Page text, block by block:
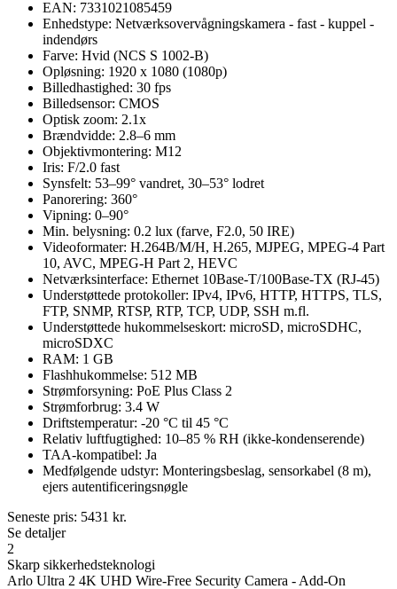
EAN: 7331021085459
Enhedstype: Netværksovervågningskamera - fast - kuppel -
indendørs
Farve: Hvid (NCS S 1002-B)
Opløsning: 1920 x 1080 (1080p)
Billedhastighed: 30 fps
Billedsensor: CMOS
Optisk zoom: 2.1x
Brændvidde: 2.8–6 mm
Objektivmontering: M12
Iris: F/2.0 fast
Synsfelt: 53–99° vandret, 30–53° lodret
Panorering: 360°
Vipning: 0–90°
Min. belysning: 0.2 lux (farve, F2.0, 50 IRE)
Videoformater: H.264B/M/H, H.265, MJPEG, MPEG-4 Part
10, AVC, MPEG-H Part 2, HEVC
Netværksinterface: Ethernet 10Base-T/100Base-TX (RJ-45)
Understøttede protokoller: IPv4, IPv6, HTTP, HTTPS, TLS,
FTP, SNMP, RTSP, RTP, TCP, UDP, SSH m.fl.
Understøttede hukommelseskort: microSD, microSDHC,
microSDXC
RAM: 1 GB
Flashhukommelse: 512 MB
Strømforsyning: PoE Plus Class 2
Strømforbrug: 3.4 W
Driftstemperatur: -20 °C til 45 °C
Relativ luftfugtighed: 10–85 % RH (ikke-kondenserende)
TAA-kompatibel: Ja
Medfølgende udstyr: Monteringsbeslag, sensorkabel (8 m),
ejers autentificeringsnøgle
Seneste pris: 5431 kr.
Se detaljer
2
Skarp sikkerhedsteknologi
Arlo Ultra 2 4K UHD Wire-Free Security Camera - Add-On